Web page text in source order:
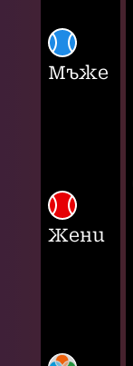
Мъже
Жени